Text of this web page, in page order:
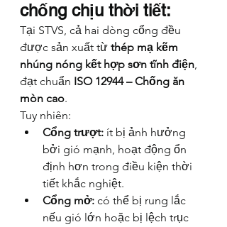
chống chịu thời tiết:
Tại STVS, cả hai dòng cổng đều
được sản xuất từ thép mạ kẽm
nhúng nóng kết hợp sơn tĩnh điện,
đạt chuẩn ISO 12944 – Chống ăn
mòn cao.
Tuy nhiên:
Cổng trượt: ít bị ảnh hưởng
bởi gió mạnh, hoạt động ổn
định hơn trong điều kiện thời
tiết khắc nghiệt.
Cổng mở: có thể bị rung lắc
nếu gió lớn hoặc bị lệch trục